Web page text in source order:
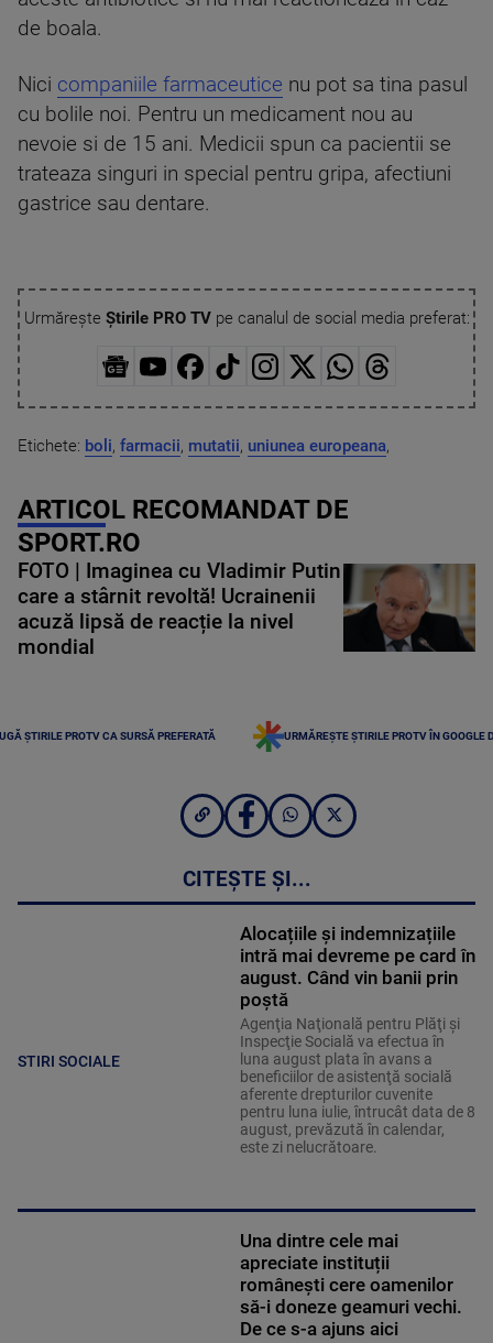
de boala.
Nici companiile farmaceutice nu pot sa tina pasul
cu bolile noi. Pentru un medicament nou au
nevoie si de 15 ani. Medicii spun ca pacientii se
trateaza singuri in special pentru gripa, afectiuni
gastrice sau dentare.
Urmărește Știrile PRO TVpe canalul de social media preferat:
Etichete: boli, farmacii, mutatii, uniunea europeana,
ARTICOL RECOMANDAT DE
SPORT.RO
FOTO | Imaginea cu Vladimir Putin
care a stârnit revoltă! Ucrainenii
acuză lipsă de reacție la nivel
mondial
ȘTIRILE PROTV CA SURSĂ PREFERATĂ URMĂREȘTE ȘTIRILE PROTV ÎN GOOGLE
CITEȘTE ȘI...
STIRI SOCIALE
Alocațiile și indemnizațiile
intră mai devreme pe card în
august. Când vin banii prin
poștă
Agenţia Naţională pentru Plăţi şi
Inspecţie Socială va efectua în
luna august plata în avans a
beneficiilor de asistenţă socială
aferente drepturilor cuvenite
pentru luna iulie, întrucât data de 8
august, prevăzută în calendar,
este zi nelucrătoare.
Una dintre cele mai
apreciate instituții
românești cere oamenilor
să-i doneze geamuri vechi.
De ce s-a ajuns aici